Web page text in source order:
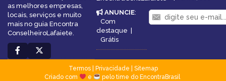
as melhores empresas,
locais, serviços e muito
mais no guia Encontra
ConselheiroLafaiete.
ANUNCIE:
Com
destaque |
Grátis
Termos| Privacidade
Sitemap
Criado com
e pelo time do EncontraBrasil